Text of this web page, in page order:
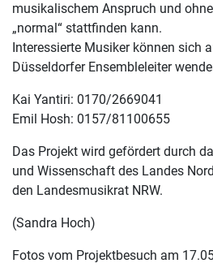
musikalischem Anspruch und
„normal“ stattfinden kann.
Interessierte Musiker können sich
Düsseldorfer Ensembleleiter
Kai Yantiri: 0170/2669041
Emil Hosh: 0157/81100655
Das Projekt wird gefördert durch
und Wissenschaft des Landes
den Landesmusikrat NRW.
(Sandra Hoch)
Fotos vom Projektbesuch am